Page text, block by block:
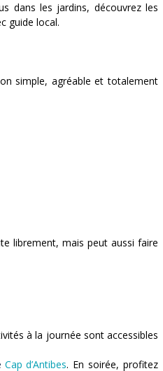
dans les jardins, découvrez les
guide local.
simple, agréable et totalement
librement, mais peut aussi faire
à la journée sont accessibles
Cap d’Antibes. En soirée, profitez